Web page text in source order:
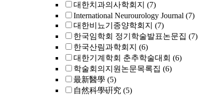
대한치과의사학회지 (7)
International Neurourology Journal (7)
대한비뇨기종양학회지 (7)
한국임학회 정기학술발표논문집 (7)
한국산림과학회지 (6)
대한기계학회 춘추학술대회 (6)
학술회의지원논문목록집 (6)
最新醫學 (5)
自然科學硏究 (5)